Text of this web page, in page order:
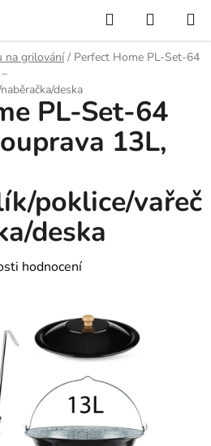
Hledat
KOŠÍK
na grilování / Perfect Home PL-Set-64
deska
PL-Set-64
13L,
poklice/vařeč
deska
hodnocení